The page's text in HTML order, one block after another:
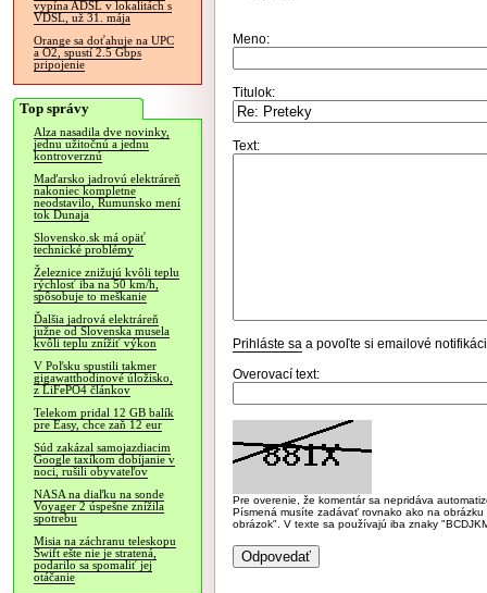
vypína ADSL v lokalitách s
VDSL, už 31. mája
Orange sa doťahuje na UPC
a O2, spustí 2.5 Gbps
pripojenie
Top správy
Alza nasadila dve novinky,
jednu užitočnú a jednu
kontroverznú
Maďarsko jadrovú elektráreň
nakoniec kompletne
neodstavilo, Rumunsko mení
tok Dunaja
Slovensko.sk má opäť
technické problémy
Železnice znižujú kvôli teplu
rýchlosť iba na 50 km/h,
spôsobuje to meškanie
Ďalšia jadrová elektráreň
južne od Slovenska musela
kvôli teplu znížiť výkon
V Poľsku spustili takmer
gigawatthodinové úložisko,
z LiFePO4 článkov
Telekom pridal 12 GB balík
pre Easy, chce zaň 12 eur
Súd zakázal samojazdiacim
Google taxíkom dobíjanie v
noci, rušili obyvateľov
NASA na diaľku na sonde
Voyager 2 úspešne znížila
spotrebu
Misia na záchranu teleskopu
Swift ešte nie je stratená,
podarilo sa spomaliť jej
otáčanie
Meno:
Titulok:
Text:
Prihláste sa a povoľte si emailové
Overovací text:
Pre overenie, že komentár sa nepridáva
Písmená musíte zadávať rovnako ako na
obrázok". V texte sa používajú iba znaky